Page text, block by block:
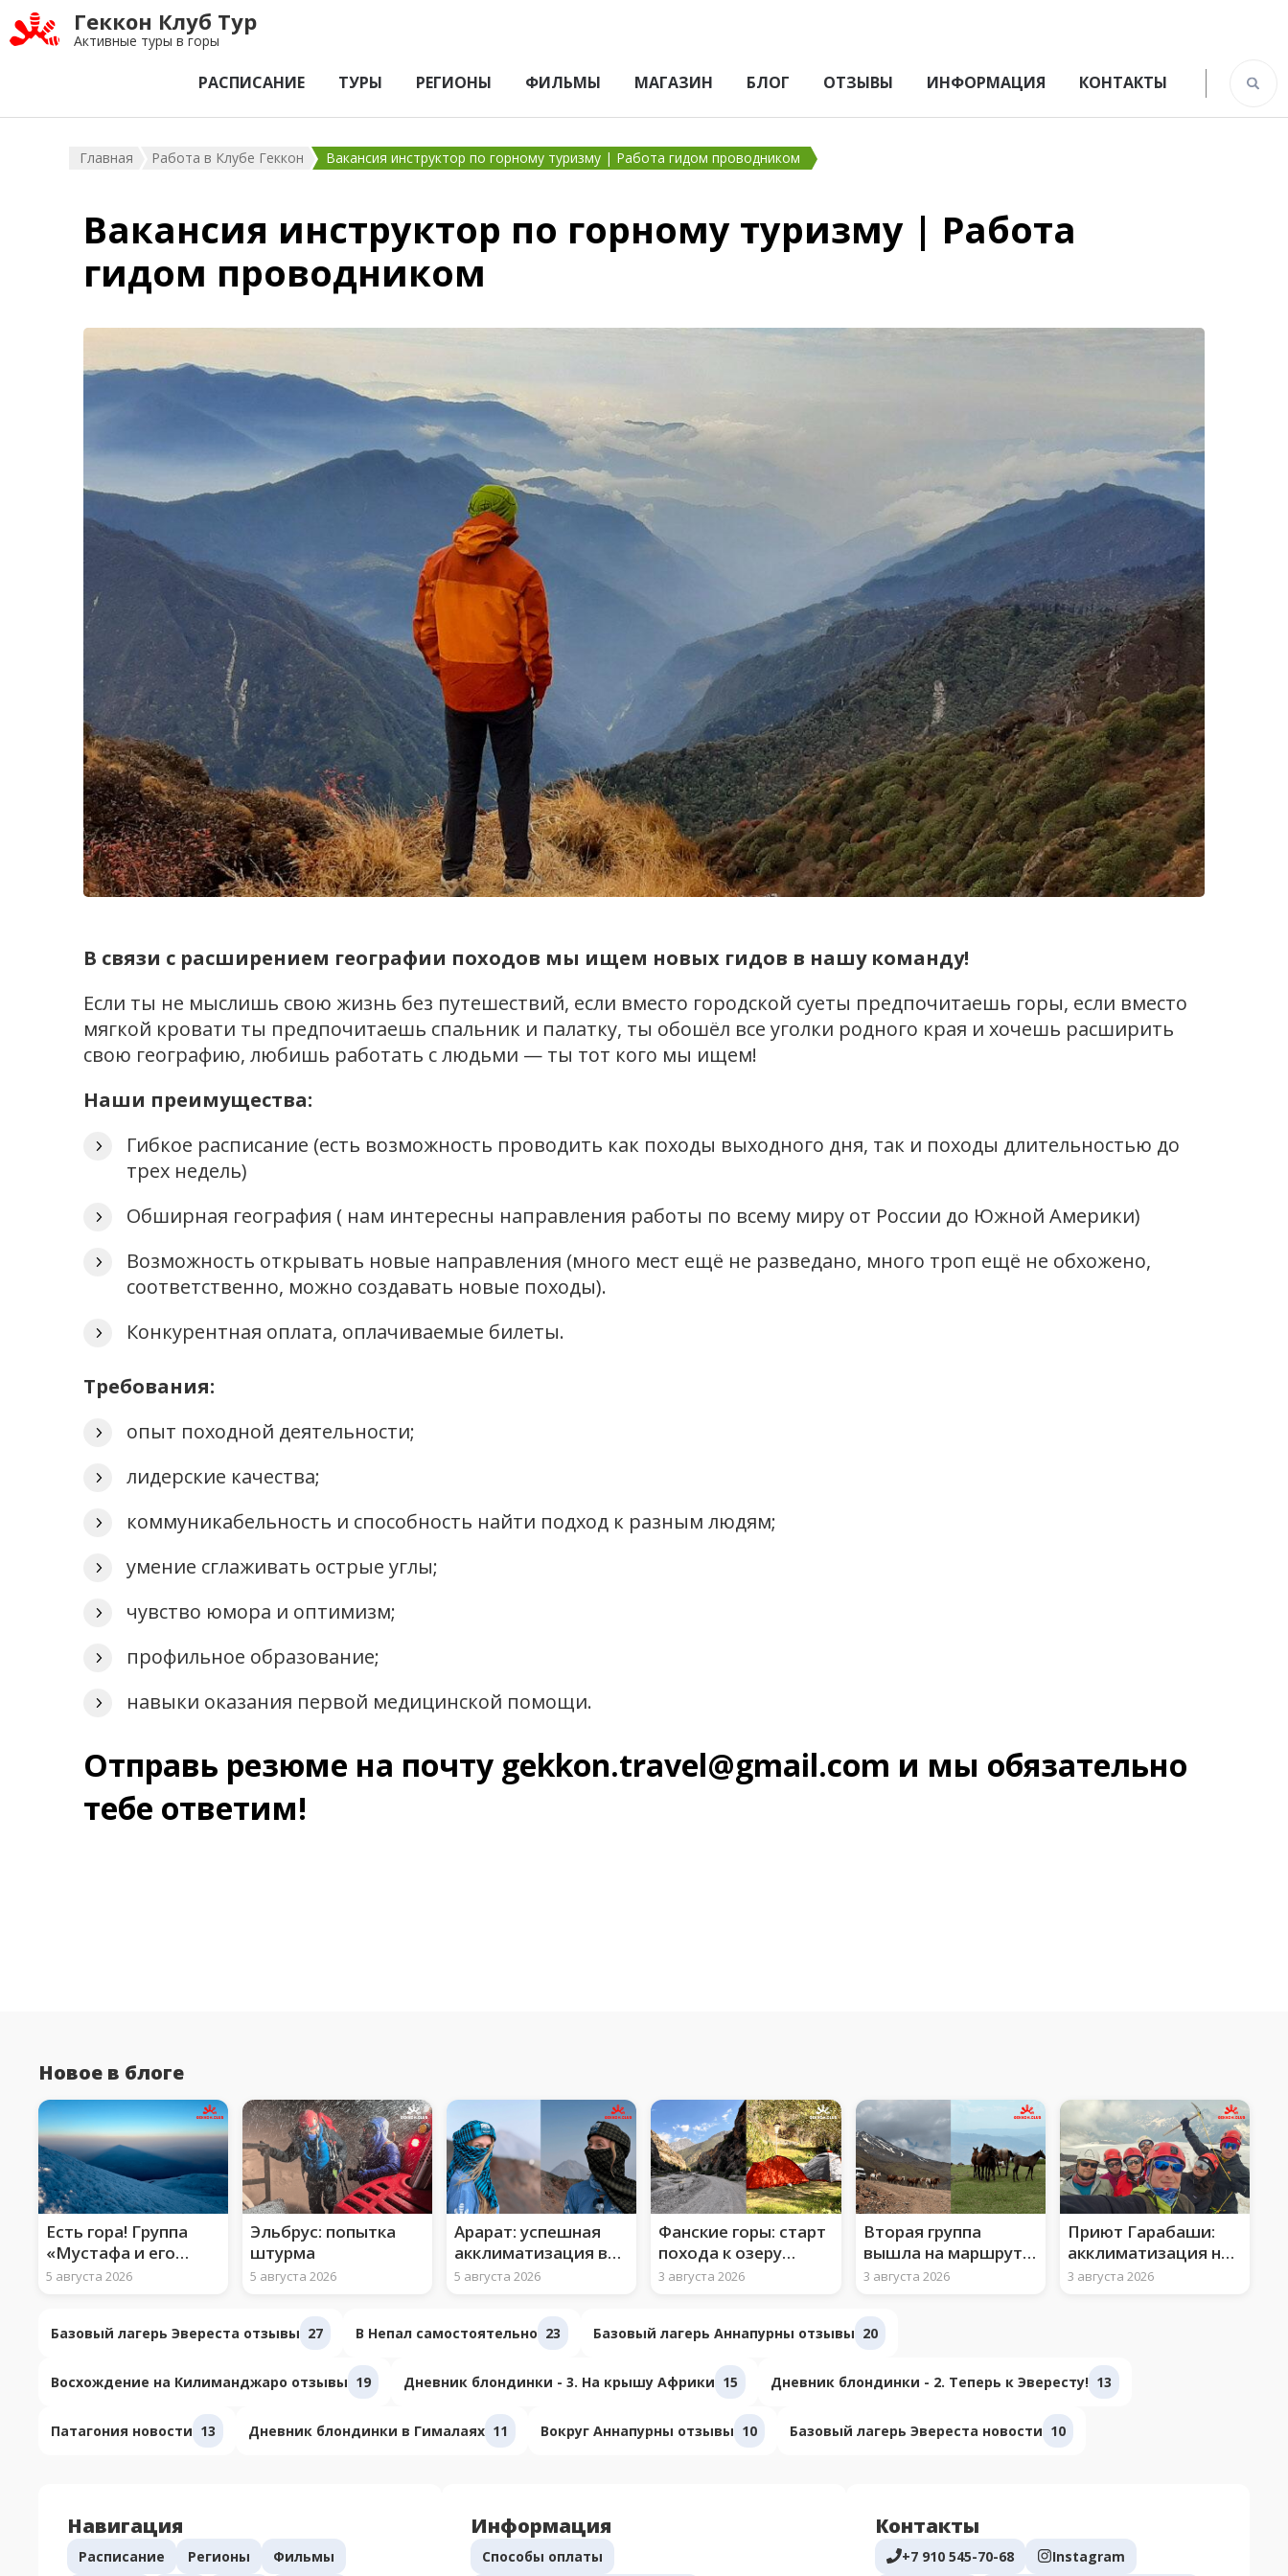
Геккон Клуб Тур
Активные туры в горы
РАСПИСАНИЕ ТУРЫ РЕГИОНЫ ФИЛЬМЫ МАГАЗИН БЛОГ ОТЗЫВЫ ИНФОРМАЦИЯ КОНТАКТЫ
Главная Работа в Клубе Геккон Вакансия инструктор по горному туризму | Работа гидом проводником
Вакансия инструктор по горному туризму | Работа
гидом проводником
В связи с расширением географии походов мы ищем новых гидов в нашу команду!
Если ты не мыслишь свою жизнь без путешествий, если вместо городской суеты предпочитаешь горы, если вместо
мягкой кровати ты предпочитаешь спальник и палатку, ты обошёл все уголки родного края и хочешь расширить
свою географию, любишь работать с людьми — ты тот кого мы ищем!
Наши преимущества:
Гибкое расписание (есть возможность проводить как походы выходного дня, так и походы длительностью до
трех недель)
Обширная география ( нам интересны направления работы по всему миру от России до Южной Америки)
Возможность открывать новые направления (много мест ещё не разведано, много троп ещё не обхожено,
соответственно, можно создавать новые походы).
Конкурентная оплата, оплачиваемые билеты.
Требования:
опыт походной деятельности;
лидерские качества;
коммуникабельность и способность найти подход к разным людям;
умение сглаживать острые углы;
чувство юмора и оптимизм;
профильное образование;
навыки оказания первой медицинской помощи.
Отправь резюме на почту gekkon.travel@gmail.com и мы обязательно
тебе ответим!
Новое в блоге
Есть гора! Группа
«Мустафа и его
арафатки» взошли
5 августа 2026
Эльбрус: попытка
штурма
5 августа 2026
Арарат: успешная
акклиматизация во
втором лагере
5 августа 2026
Фанские горы: старт
похода к озеру
Искандеркуль
3 августа 2026
Вторая группа
вышла на маршрут к
вершине Арарата
3 августа 2026
Приют Гарабаши:
акклиматизация на
3850 м и ледово-
3 августа 2026
Базовый лагерь Эвереста отзывы 27 В Непал самостоятельно 23 Базовый лагерь Аннапурны отзывы 20
Восхождение на Килиманджаро отзывы 19 Дневник блондинки - 3. На крышу Африки 15 Дневник блондинки - 2. Теперь к Эвересту! 13
Патагония новости 13 Дневник блондинки в Гималаях 11 Вокруг Аннапурны отзывы 10 Базовый лагерь Эвереста новости 10
Навигация
Расписание Регионы Фильмы
Информация
Способы оплаты
Контакты
+7 910 545-70-68 Instagram